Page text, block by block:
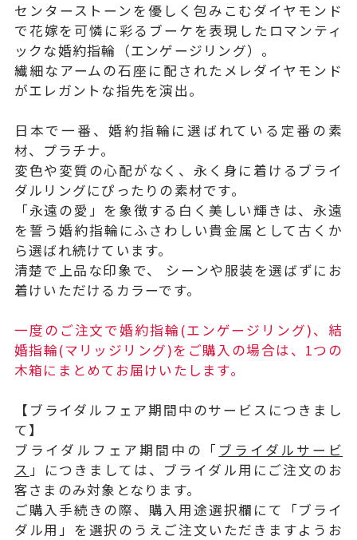
センターストーンを優しく包みこむダイヤモンド
で花嫁を可憐に彩るブーケを表現したロマンティ
ックな婚約指輪（エンゲージリング）。
繊細なアームの石座に配されたメレダイヤモンド
がエレガントな指先を演出。
日本で一番、婚約指輪に選ばれている定番の素
材、プラチナ。
変色や変質の心配がなく、永く身に着けるブライ
ダルリングにぴったりの素材です。
「永遠の愛」を象徴する白く美しい輝きは、永遠
を誓う婚約指輪にふさわしい貴金属として古くか
ら選ばれ続けています。
清楚で上品な印象で、 シーンや服装を選ばずにお
着けいただけるカラーです。
一度のご注文で婚約指輪(エンゲージリング)、結
婚指輪(マリッジリング)をご購入の場合は、1つの
木箱にまとめてお届けいたします。
【ブライダルフェア期間中のサービスにつきまし
て】
ブライダルフェア期間中の「 ブライダルサービ
ス 」につきましては、ブライダル用にご注文のお
客さまのみ対象となります。
ご購入手続きの際、購入用途選択欄にて「ブライ
ダル用」を選択のうえご注文いただきますようお